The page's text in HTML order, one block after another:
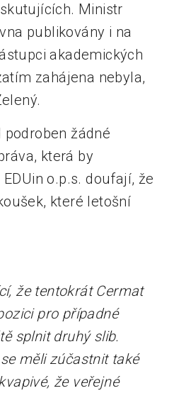
Ministr
publikovány i na
akademických
zahájena nebyla,
žádné
která by
o.p.s. doufají, že
které letošní
že tentokrát Cermat
pro případné
splnit druhý slib.
měli zúčastnit také
že veřejné